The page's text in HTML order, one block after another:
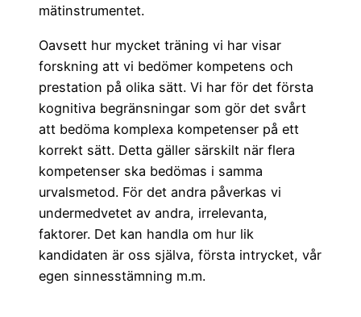
mätinstrumentet.
Oavsett hur mycket träning vi har visar
forskning att vi bedömer kompetens och
prestation på olika sätt. Vi har för det första
kognitiva begränsningar som gör det svårt
att bedöma komplexa kompetenser på ett
korrekt sätt. Detta gäller särskilt när flera
kompetenser ska bedömas i samma
urvalsmetod. För det andra påverkas vi
undermedvetet av andra, irrelevanta,
faktorer. Det kan handla om hur lik
kandidaten är oss själva, första intrycket, vår
egen sinnesstämning m.m.